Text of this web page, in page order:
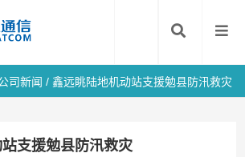
司新闻 /鑫远眺陆地机动站支援勉县防汛救灾
支援勉县防汛救灾